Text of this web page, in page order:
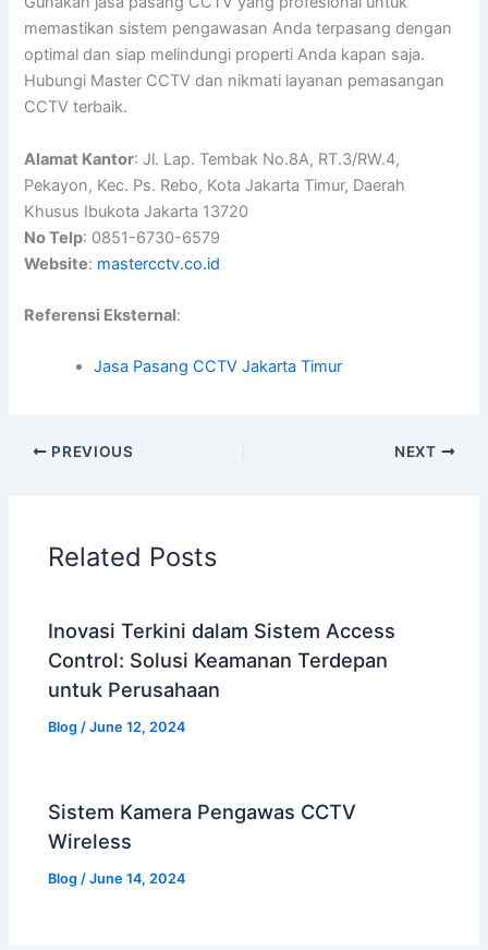
memastikan sistem pengawasan Anda terpasang dengan
optimal dan siap melindungi properti Anda kapan saja.
Hubungi Master CCTV dan nikmati layanan pemasangan
CCTV terbaik.
Alamat Kantor: Jl. Lap. Tembak No.8A, RT.3/RW.4,
Pekayon, Kec. Ps. Rebo, Kota Jakarta Timur, Daerah
Khusus Ibukota Jakarta 13720
No Telp: 0851-6730-6579
Website: mastercctv.co.id
Referensi Eksternal:
Jasa Pasang CCTV Jakarta Timur
PREVIOUS NEXT
Related Posts
Inovasi Terkini dalam Sistem Access
Control: Solusi Keamanan Terdepan
untuk Perusahaan
Blog /June 12, 2024
Sistem Kamera Pengawas CCTV
Wireless
Blog /June 14, 2024